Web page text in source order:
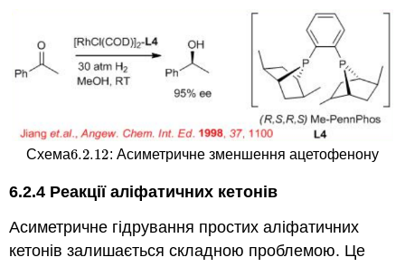
Схема6.2.12
6.2.12: Асиметричне зменшення ацетофенону
6.2.4 Реакції аліфатичних кетонів
Асиметричне гідрування простих аліфатичних
кетонів залишається складною проблемою. Це